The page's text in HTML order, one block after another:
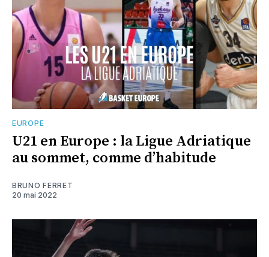
EUROPE
U21 en Europe : la Ligue Adriatique
au sommet, comme d’habitude
BRUNO FERRET
20 mai 2022